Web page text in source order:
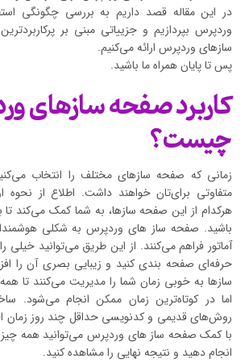
در این مقاله قصد داریم به بررسی چگونگی
وردپرس بپردازیم و جزییاتی مبنی بر
سازهای وردپرس ارائه می‌کنیم.
پس تا پایان همراه ما باشید.
کاربرد صفحه سازهای
چیست؟
زمانی که صفحه سازهای مختلف را انتخاب
متفاوتی برای‌تان خواهند داشت. اطلاع از نحوه
هرکدام از این صفحه سازها، به شما کمک می‌کند تا
باشید. صفحه ساز های وردپرس به شکلی
آماتور فراهم می‌کنند. از این طریق می‌توانید
حرفه‌ای صفحه بندی کنید و زیبایی بصری آن را
سازها به خوبی زمان شما را مدیریت می‌کنند تا
اما در کوتاه‌ترین زمان ممکن انجام
روش‌های قدیمی و کدنویسی حداقل چند روز زمان
با کمک صفحه ساز های وردپرس می‌توانید همه
انجام دهید و نتیجه نهایی را مشاهده کنید.